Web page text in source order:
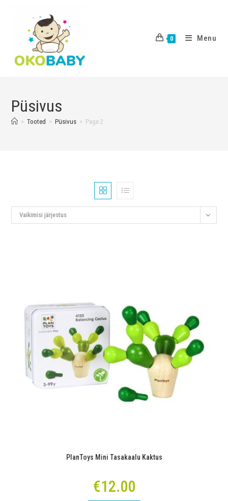
0 Menu
Püsivus
> Tooted > Püsivus > Page 2
Vaikimisi järjestus
PlanToys Mini Tasakaalu Kaktus
€12.00